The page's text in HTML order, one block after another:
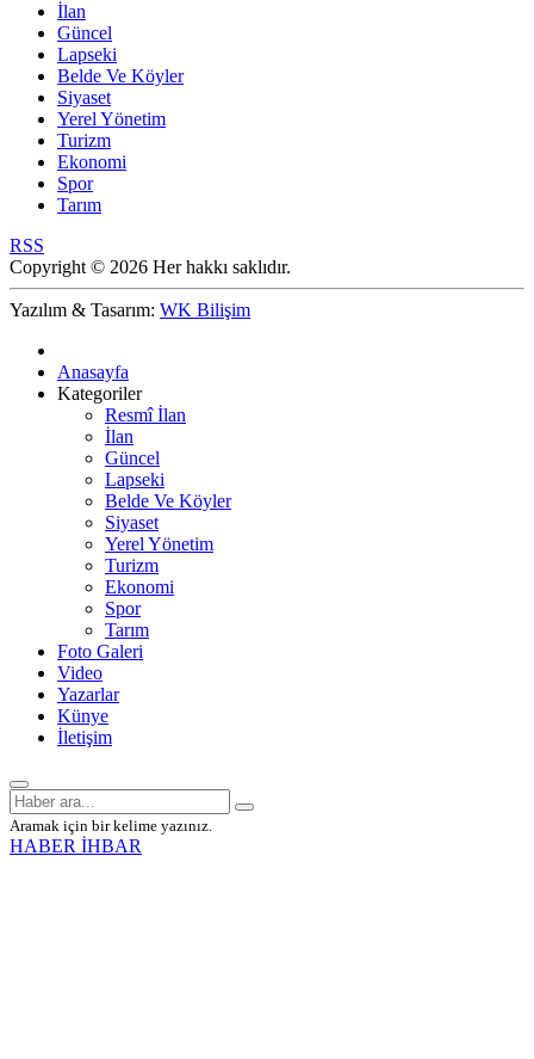
İlan
Güncel
Lapseki
Belde Ve Köyler
Siyaset
Yerel Yönetim
Turizm
Ekonomi
Spor
Tarım
RSS
Copyright © 2026 Her hakkı saklıdır.
Yazılım & Tasarım: WK Bilişim
Anasayfa
Kategoriler
Resmî İlan
İlan
Güncel
Lapseki
Belde Ve Köyler
Siyaset
Yerel Yönetim
Turizm
Ekonomi
Spor
Tarım
Foto Galeri
Video
Yazarlar
Künye
İletişim
Aramak için bir kelime yazınız.
HABER İHBAR